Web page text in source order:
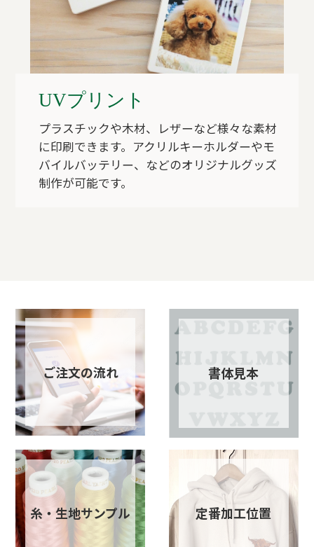
UVプリント
プラスチックや木材、レザーなど様々な素材
に印刷できます。アクリルキーホルダーやモ
バイルバッテリー、などのオリジナルグッズ
制作が可能です。
ご注文の流れ 書体見本
糸・生地サンプル 定番加工位置